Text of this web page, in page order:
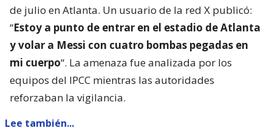
de julio en Atlanta. Un usuario de la red X publicó:
“Estoy a punto de entrar en el estadio de Atlanta
y volar a Messi con cuatro bombas pegadas en
mi cuerpo“. La amenaza fue analizada por los
equipos del IPCC mientras las autoridades
reforzaban la vigilancia.
Lee también...